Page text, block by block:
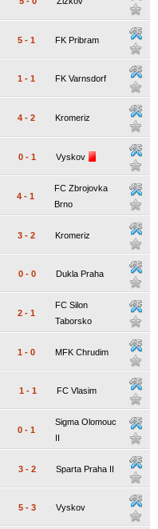
5 - 1 FK Pribram
1 - 1 FK Varnsdorf
4 - 2 Kromeriz
0 - 1 Vyskov
4 - 1
FC Zbrojovka
Brno
3 - 2 Kromeriz
0 - 0 Dukla Praha
2 - 1
FC Silon
Taborsko
1 - 0 MFK Chrudim
1 - 1 FC Vlasim
0 - 1
Sigma Olomouc
II
3 - 2 Sparta Praha II
5 - 3 Vyskov